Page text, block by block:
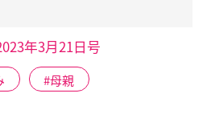
年3月21日号
母親